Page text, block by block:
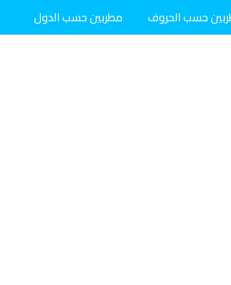
حسب الحروف مطربين حسب الدول